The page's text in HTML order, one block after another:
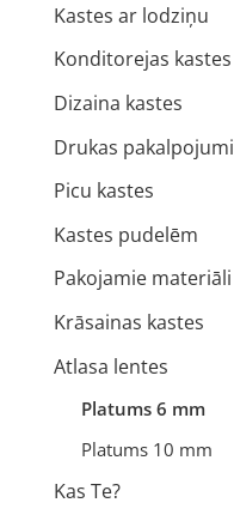
Kastes ar lodziņu
Konditorejas kastes
Dizaina kastes
Drukas pakalpojumi
Picu kastes
Kastes pudelēm
Pakojamie materiāli
Krāsainas kastes
Atlasa lentes
Platums 6 mm
Platums 10 mm
Kas Te?